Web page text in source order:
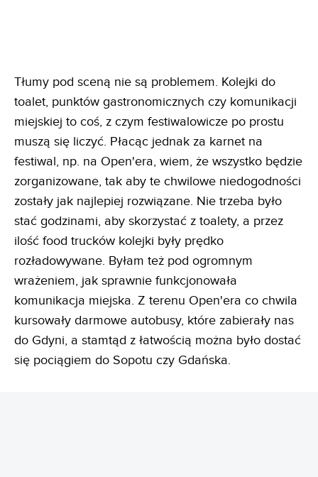
Tłumy pod sceną nie są problemem. Kolejki do
toalet, punktów gastronomicznych czy komunikacji
miejskiej to coś, z czym festiwalowicze po prostu
muszą się liczyć. Płacąc jednak za karnet na
festiwal, np. na Open'era, wiem, że wszystko będzie
zorganizowane, tak aby te chwilowe niedogodności
zostały jak najlepiej rozwiązane. Nie trzeba było
stać godzinami, aby skorzystać z toalety, a przez
ilość food trucków kolejki były prędko
rozładowywane. Byłam też pod ogromnym
wrażeniem, jak sprawnie funkcjonowała
komunikacja miejska. Z terenu Open'era co chwila
kursowały darmowe autobusy, które zabierały nas
do Gdyni, a stamtąd z łatwością można było dostać
się pociągiem do Sopotu czy Gdańska.